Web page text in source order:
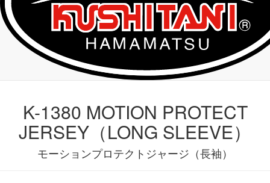
プロテクター
K-1380 MOTION PROTECT JERSEY（LONG
SLEEVE）
K-1380 MOTION PROTECT
JERSEY（LONG SLEEVE）
モーションプロテクトジャージ（長袖）